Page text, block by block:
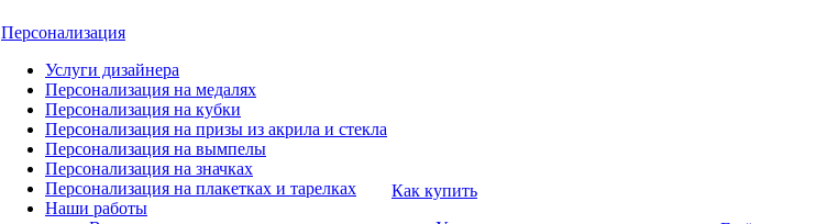
Персонализация
Услуги дизайнера
Персонализация на медалях
Персонализация на кубки
Персонализация на призы из акрила и стекла
Персонализация на вымпелы
Персонализация на значках
Персонализация на плакетках и тарелках
Наши работы
Как купить